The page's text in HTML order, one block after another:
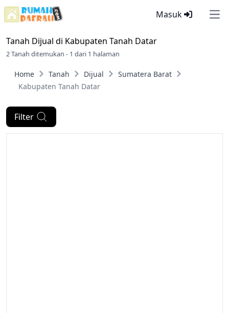
Masuk
Tanah Dijual di Kabupaten Tanah Datar
2 Tanah ditemukan - 1 dari 1 halaman
Home Tanah Dijual
Sumatera Barat
Kabupaten Tanah Datar
Filter